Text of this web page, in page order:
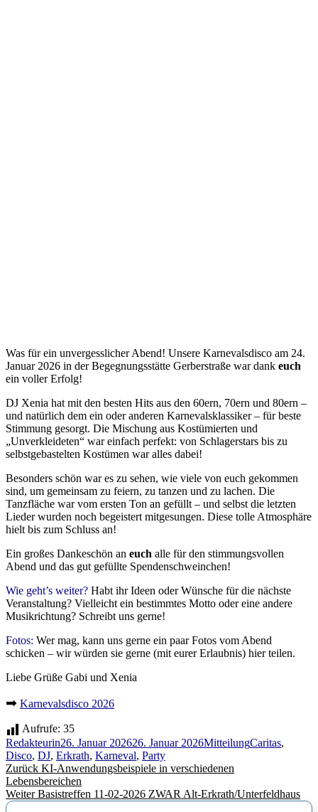
Was für ein unvergesslicher Abend! Unsere Karnevalsdisco am 24.
Januar 2026 in der Begegnungsstätte Gerberstraße war dank euch
ein voller Erfolg!
DJ Xenia hat mit den besten Hits aus den 60ern, 70ern und 80ern –
und natürlich dem ein oder anderen Karnevalsklassiker – für beste
Stimmung gesorgt. Die Mischung aus Kostümierten und
„Unverkleideten“ war einfach perfekt: von Schlagerstars bis zu
selbstgebastelten Kostümen war alles dabei!
Besonders schön war es zu sehen, wie viele von euch gekommen
sind, um gemeinsam zu feiern, zu tanzen und zu lachen. Die
Tanzfläche war vom ersten Ton an gefüllt – und selbst die letzten
Lieder wurden noch begeistert mitgesungen. Diese tolle Atmosphäre
hielt bis zum Schluss an!
Ein großes Dankeschön an euch alle für den stimmungsvollen
Abend und das gut gefüllte Spendenschweinchen!
Wie geht’s weiter? Habt ihr Ideen oder Wünsche für die nächste
Veranstaltung? Vielleicht ein bestimmtes Motto oder eine andere
Musikrichtung? Schreibt uns gerne!
Fotos: Wer mag, kann uns gerne ein paar Fotos vom Abend
schicken – wir würden sie gerne (mit eurer Erlaubnis) hier teilen.
Liebe Grüße Gabi und Xenia
➡ Karnevalsdisco 2026
Aufrufe: 35
Autor
RedakteurinVeröffentlicht
am
26. Januar 202626. Januar 2026Kategorien
MitteilungSchlagwörter
Caritas,
Disco, DJ, Erkrath, Karneval, Party
Beitragsnavigation
Zurück Vorheriger
Beitrag:
KI-Anwendungsbeispiele in verschiedenen
Lebensbereichen
Weiter Nächster
Basistreffen 11-02-2026 ZWAR Alt-Erkrath/Unterfeldhaus